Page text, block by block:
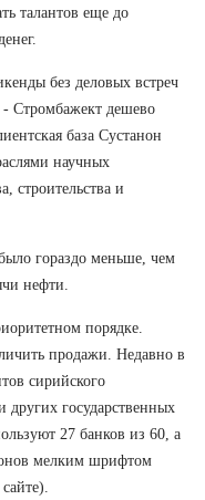
талантов еще до
без деловых встреч
Стромбажект дешево
база Сустанон
научных
строительства и
гораздо меньше, чем
нефти.
порядке.
продажи. Недавно в
сирийского
других государственных
27 банков из 60, а
мелким шрифтом